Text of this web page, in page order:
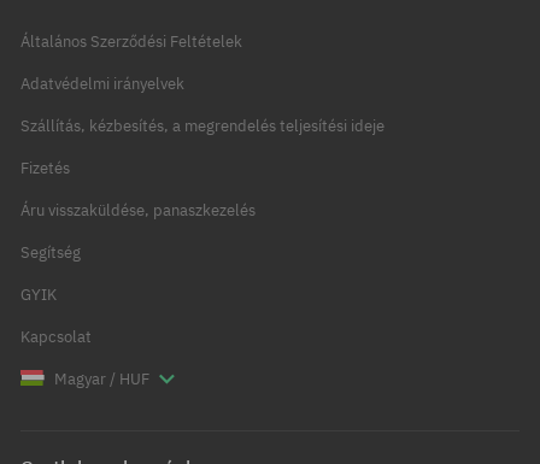
Általános Szerződési Feltételek
Adatvédelmi irányelvek
Szállítás, kézbesítés, a megrendelés teljesítési ideje
Fizetés
Áru visszaküldése, panaszkezelés
Segítség
GYIK
Kapcsolat
Magyar / HUF